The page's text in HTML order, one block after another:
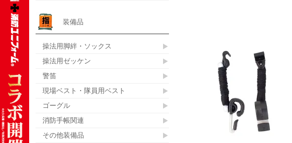
装備品
操法用脚絆・ソックス
操法用ゼッケン
警笛
現場ベスト・隊員用ベスト
ゴーグル
消防手帳関連
その他装備品